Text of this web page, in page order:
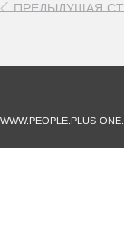
ПРЕДЫДУЩАЯ
WWW.PEOPLE.PLUS-